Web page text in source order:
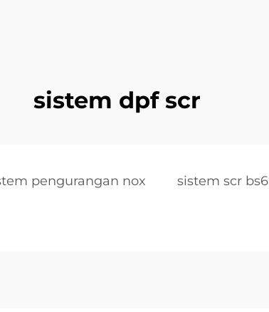
sistem dpf scr
pengurangan nox sistem scr bs6